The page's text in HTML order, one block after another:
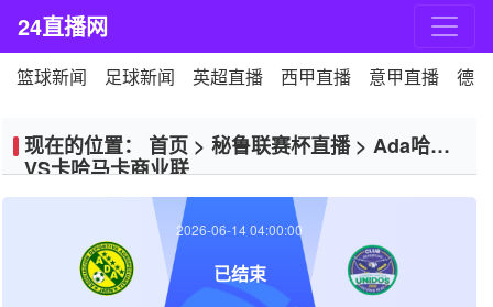
24直播网
篮球新闻 足球新闻 英超直播 西甲直播 意甲直播 德
现在的位置： 首页 > 秘鲁联赛杯直播> Ada哈恩
VS卡哈马卡商业联
2026-06-14 04:00:00
已结束